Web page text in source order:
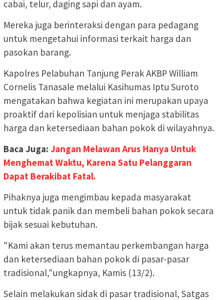
cabai, telur, daging sapi dan ayam.
Mereka juga berinteraksi dengan para pedagang
untuk mengetahui informasi terkait harga dan
pasokan barang.
Kapolres Pelabuhan Tanjung Perak AKBP William
Cornelis Tanasale melalui Kasihumas Iptu Suroto
mengatakan bahwa kegiatan ini merupakan upaya
proaktif dari kepolisian untuk menjaga stabilitas
harga dan ketersediaan bahan pokok di wilayahnya.
Baca Juga: Jangan Melawan Arus Hanya Untuk
Menghemat Waktu, Karena Satu Pelanggaran
Dapat Berakibat Fatal.
Pihaknya juga mengimbau kepada masyarakat
untuk tidak panik dan membeli bahan pokok secara
bijak sesuai kebutuhan.
"Kami akan terus memantau perkembangan harga
dan ketersediaan bahan pokok di pasar-pasar
tradisional,"ungkapnya, Kamis (13/2).
Selain melakukan sidak di pasar tradisional, Satgas